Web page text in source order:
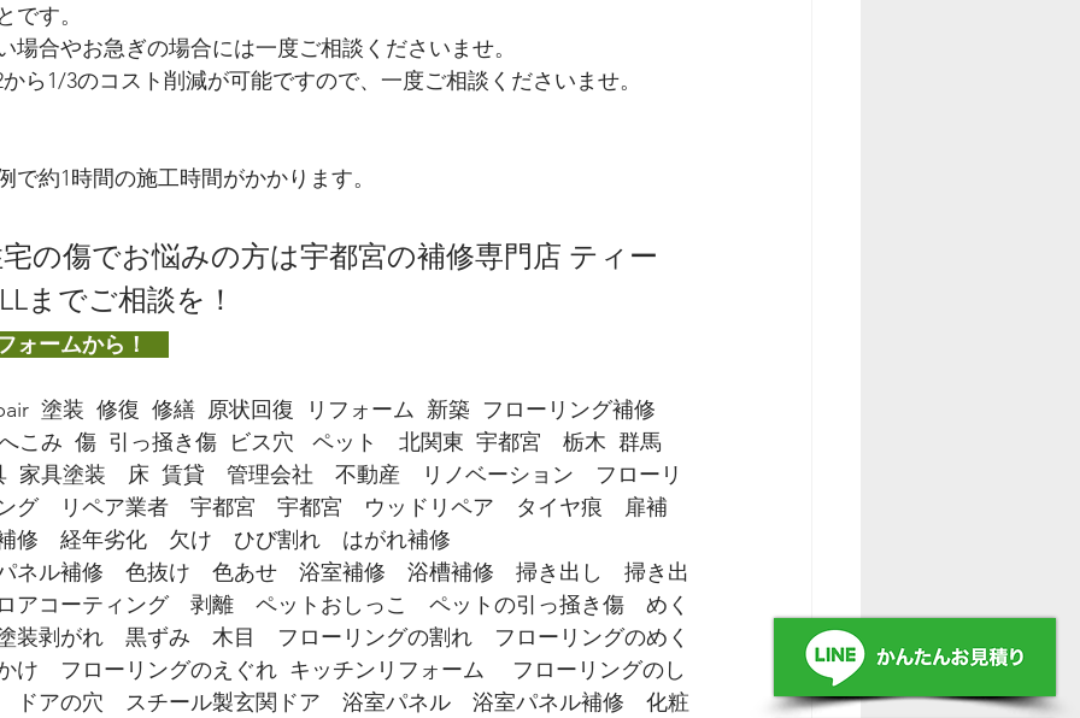
です。
場合やお急ぎの場合には一度ご相談くださいませ。
ら1/3のコスト削減が可能ですので、一度ご相談くださいませ。
約1時間の施工時間がかかります。
の傷でお悩みの方は宇都宮の補修専門店 ティー
までご相談を！
ォームから！
塗装  修復  修繕  原状回復  リフォーム  新築  フローリング補修
こみ  傷  引っ掻き傷  ビス穴   ペット　北関東  宇都宮　栃木  群馬
家具塗装　床  賃貸　管理会社　不動産　リノベーション　フローリ
グ　リペア業者　宇都宮　宇都宮　ウッドリペア　タイヤ痕　扉補
修　経年劣化　欠け　ひび割れ　はがれ補修
ル補修　色抜け　色あせ　浴室補修　浴槽補修　掃き出し　掃き出
アコーティング　剥離　ペットおしっこ　ペットの引っ掻き傷　めく
装剥がれ　黒ずみ　木目　フローリングの割れ　フローリングのめく
け　フローリングのえぐれ  キッチンリフォーム 　フローリングのし
ドアの穴　スチール製玄関ドア　浴室パネル　浴室パネル補修　化粧